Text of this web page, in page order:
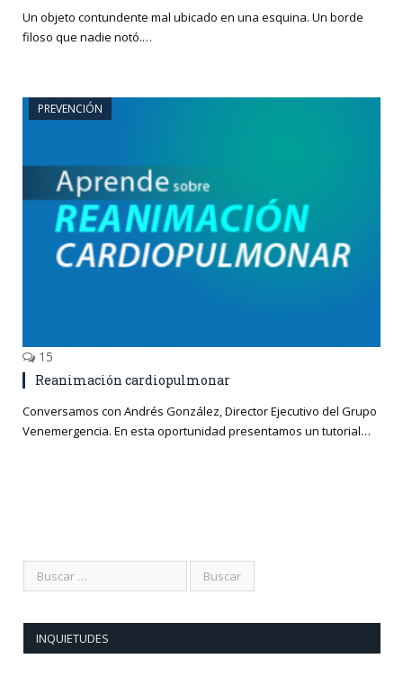
Un objeto contundente mal ubicado en una esquina. Un borde
filoso que nadie notó.…
PREVENCIÓN
15
Reanimación cardiopulmonar
Conversamos con Andrés González, Director Ejecutivo del Grupo
Venemergencia. En esta oportunidad presentamos un tutorial…
INQUIETUDES